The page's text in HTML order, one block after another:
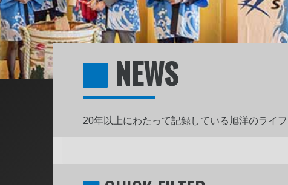
NEWS
20年以上にわたって記録している旭洋のライ